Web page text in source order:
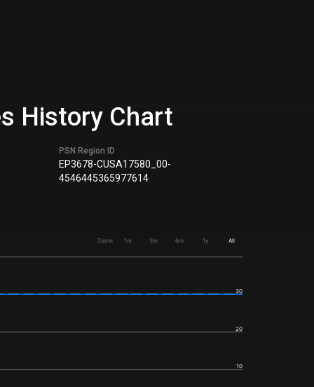
History Chart
PSN Region ID
EP3678-CUSA17580_00-
4546445365977614
Zoom 1m 3m 6m 1y All
10
20
30